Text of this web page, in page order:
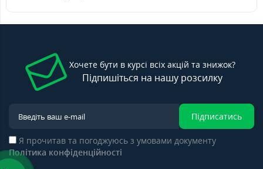
Хочете бути в курсі всіх акцій та знижок?
Підпишіться на нашу розсилку
Підписатись
Я прочитав та погоджуюсь з умовами документу
Політика конфіденційності